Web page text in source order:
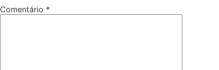
Comentário *